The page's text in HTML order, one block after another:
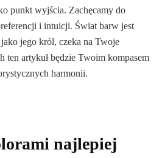
punkt wyjścia. Zachęcamy do
i intuicji. Świat barw jest
jego król, czeka na Twoje
ten artykuł będzie Twoim kompasem
harmonii.
najlepiej